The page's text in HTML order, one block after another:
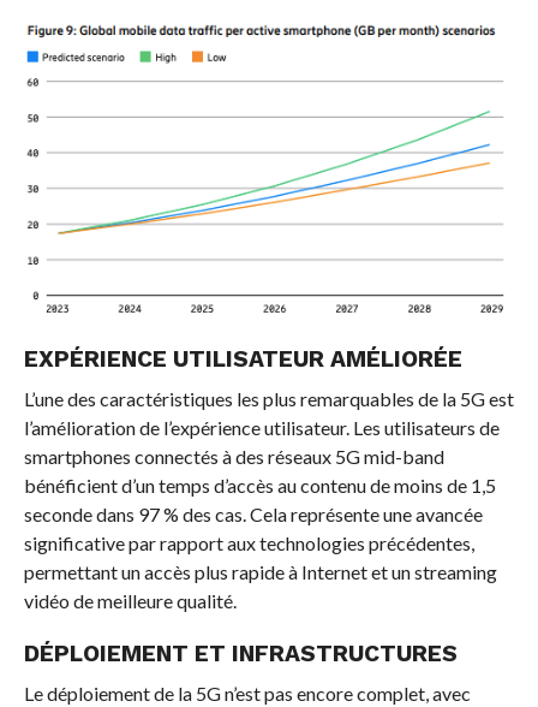
EXPÉRIENCE UTILISATEUR AMÉLIORÉE
L’une des caractéristiques les plus remarquables de la 5G est
l’amélioration de l’expérience utilisateur. Les utilisateurs de
smartphones connectés à des réseaux 5G mid-band
bénéficient d’un temps d’accès au contenu de moins de 1,5
seconde dans 97 % des cas. Cela représente une avancée
significative par rapport aux technologies précédentes,
permettant un accès plus rapide à Internet et un streaming
vidéo de meilleure qualité.
DÉPLOIEMENT ET INFRASTRUCTURES
Le déploiement de la 5G n’est pas encore complet, avec